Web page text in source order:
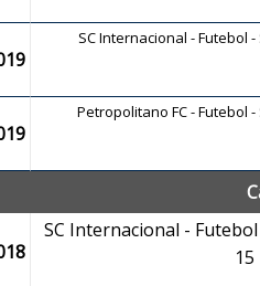
SC Internacional - Futebol -
Petropolitano FC - Futebol -
SC Internacional -
15